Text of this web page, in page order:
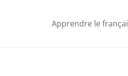
Apprendre le